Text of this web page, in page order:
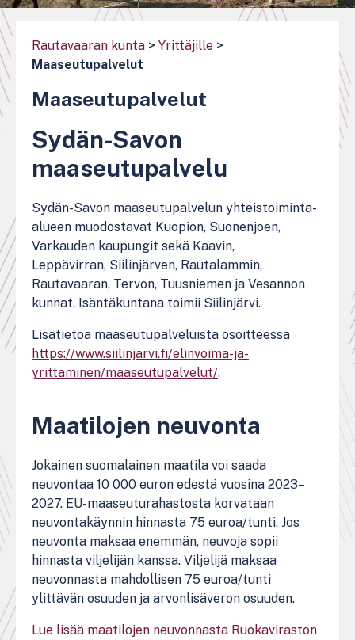
Rautavaaran kunta > Yrittäjille >
Maaseutupalvelut
Maaseutupalvelut
Sydän-Savon
maaseutupalvelu
Sydän-Savon maaseutupalvelun yhteistoiminta-
alueen muodostavat Kuopion, Suonenjoen,
Varkauden kaupungit sekä Kaavin,
Leppävirran, Siilinjärven, Rautalammin,
Rautavaaran, Tervon, Tuusniemen ja Vesannon
kunnat. Isäntäkuntana toimii Siilinjärvi.
Lisätietoa maaseutupalveluista osoitteessa
https://www.siilinjarvi.fi/elinvoima-ja-
yrittaminen/maaseutupalvelut/.
Maatilojen neuvonta
Jokainen suomalainen maatila voi saada
neuvontaa 10 000 euron edestä vuosina 2023–
2027. EU-maaseuturahastosta korvataan
neuvontakäynnin hinnasta 75 euroa/tunti. Jos
neuvonta maksaa enemmän, neuvoja sopii
hinnasta viljelijän kanssa. Viljelijä maksaa
neuvonnasta mahdollisen 75 euroa/tunti
ylittävän osuuden ja arvonlisäveron osuuden.
Lue lisää maatilojen neuvonnasta Ruokaviraston